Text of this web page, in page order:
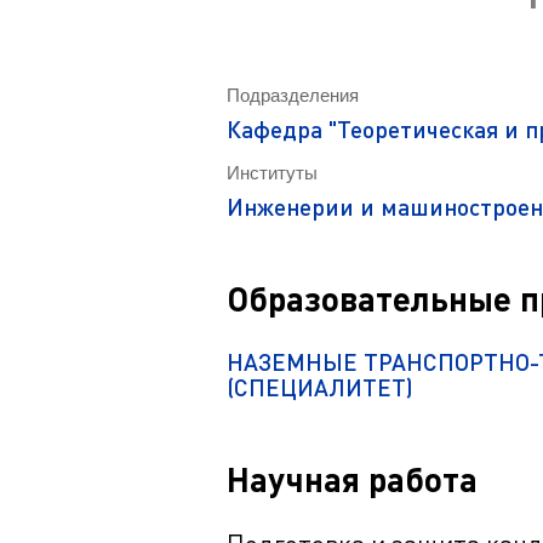
Профком студентов
Расписание занятий
Подразделения
Кафедра "Теоретическая и
Институты
Инженерии и
Образовательные
НАЗЕМНЫЕ
(СПЕЦИАЛИТЕТ)
Научная работа